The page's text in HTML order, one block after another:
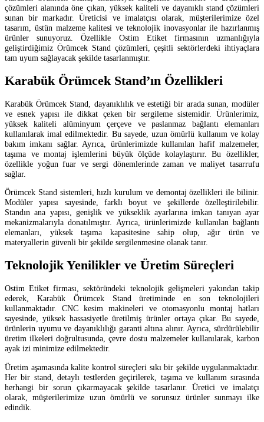
çözümleri alanında öne çıkan, yüksek kaliteli ve dayanıklı stand çözümleri
sunan bir markadır. Üreticisi ve imalatçısı olarak, müşterilerimize özel
tasarım, üstün malzeme kalitesi ve teknolojik inovasyonlar ile hazırlanmış
ürünler sunuyoruz. Özellikle Ostim Etiket firmasının uzmanlığıyla
geliştirdiğimiz Örümcek Stand çözümleri, çeşitli sektörlerdeki ihtiyaçlara
tam uyum sağlayacak şekilde tasarlanmıştır.
Karabük Örümcek Stand’ın Özellikleri
Karabük Örümcek Stand, dayanıklılık ve estetiği bir arada sunan, modüler
ve esnek yapısı ile dikkat çeken bir sergileme sistemidir. Ürünlerimiz,
yüksek kaliteli alüminyum çerçeve ve paslanmaz bağlantı elemanları
kullanılarak imal edilmektedir. Bu sayede, uzun ömürlü kullanım ve kolay
bakım imkanı sağlar. Ayrıca, ürünlerimizde kullanılan hafif malzemeler,
taşıma ve montaj işlemlerini büyük ölçüde kolaylaştırır. Bu özellikler,
özellikle yoğun fuar ve sergi dönemlerinde zaman ve maliyet tasarrufu
sağlar.
Örümcek Stand sistemleri, hızlı kurulum ve demontaj özellikleri ile bilinir.
Modüler yapısı sayesinde, farklı boyut ve şekillerde özelleştirilebilir.
Standın ana yapısı, genişlik ve yükseklik ayarlarına imkan tanıyan ayar
mekanizmalarıyla donatılmıştır. Ayrıca, ürünlerimizde kullanılan bağlantı
elemanları, yüksek taşıma kapasitesine sahip olup, ağır ürün ve
materyallerin güvenli bir şekilde sergilenmesine olanak tanır.
Teknolojik Yenilikler ve Üretim Süreçleri
Ostim Etiket firması, sektöründeki teknolojik gelişmeleri yakından takip
ederek, Karabük Örümcek Stand üretiminde en son teknolojileri
kullanmaktadır. CNC kesim makineleri ve otomasyonlu montaj hatları
sayesinde, yüksek hassasiyetle üretilmiş ürünler ortaya çıkar. Bu sayede,
ürünlerin uyumu ve dayanıklılığı garanti altına alınır. Ayrıca, sürdürülebilir
üretim ilkeleri doğrultusunda, çevre dostu malzemeler kullanılarak, karbon
ayak izi minimize edilmektedir.
Üretim aşamasında kalite kontrol süreçleri sıkı bir şekilde uygulanmaktadır.
Her bir stand, detaylı testlerden geçirilerek, taşıma ve kullanım sırasında
herhangi bir sorun çıkarmayacak şekilde tasarlanır. Üretici ve imalatçı
olarak, müşterilerimize uzun ömürlü ve sorunsuz ürünler sunmayı ilke
edindik.